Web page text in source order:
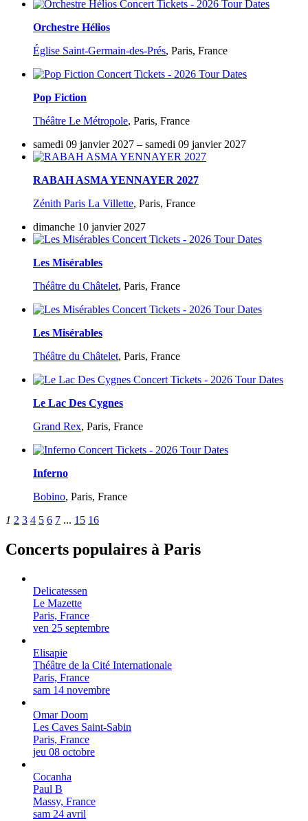
Orchestre Hélios
Église Saint-Germain-des-Prés, Paris, France
Pop Fiction
Théâtre Le Métropole, Paris, France
samedi 09 janvier 2027 – samedi 09 janvier 2027
RABAH ASMA YENNAYER 2027
Zénith Paris La Villette, Paris, France
dimanche 10 janvier 2027
Les Misérables
Théâtre du Châtelet, Paris, France
Les Misérables
Théâtre du Châtelet, Paris, France
Le Lac Des Cygnes
Grand Rex, Paris, France
Inferno
Bobino, Paris, France
1 2 3 4 5 6 7 ... 15 16
Concerts populaires à Paris
Delicatessen
Le Mazette
Paris, France
ven 25 septembre
Elisapie
Théâtre de la Cité Internationale
Paris, France
sam 14 novembre
Omar Doom
Les Caves Saint-Sabin
Paris, France
jeu 08 octobre
Cocanha
Paul B
Massy, France
sam 24 avril